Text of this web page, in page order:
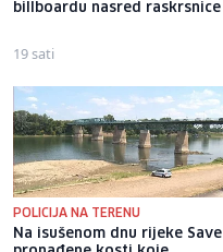
billboardu nasred raskrsnice
19 sati
POLICIJA NA TERENU
Na isušenom dnu rijeke Save